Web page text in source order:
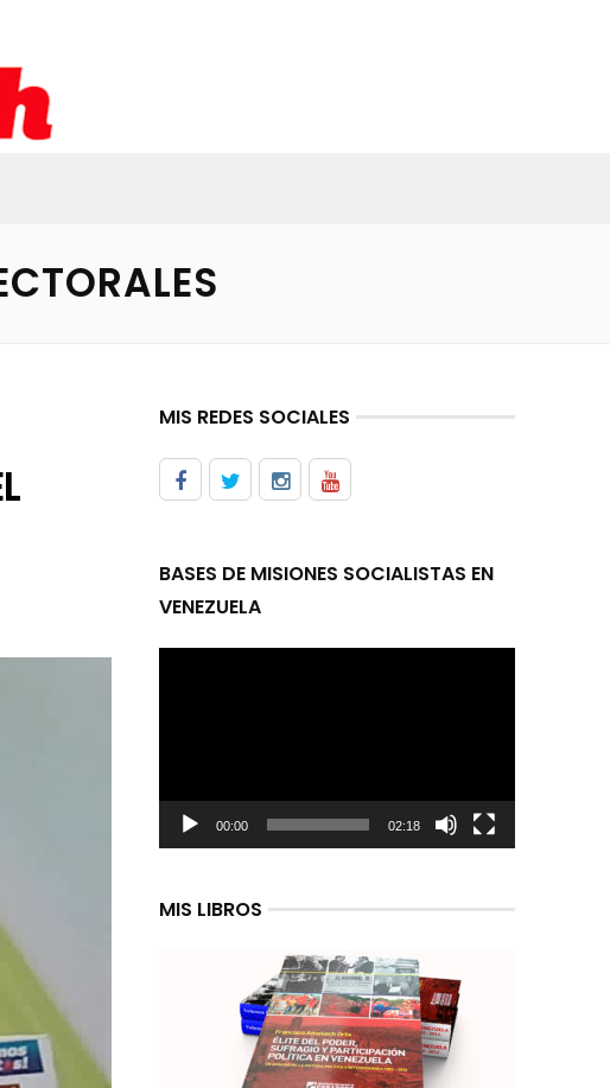
MIS REDES SOCIALES
BASES DE MISIONES SOCIALISTAS EN
VENEZUELA
00:00 02:18
MIS LIBROS